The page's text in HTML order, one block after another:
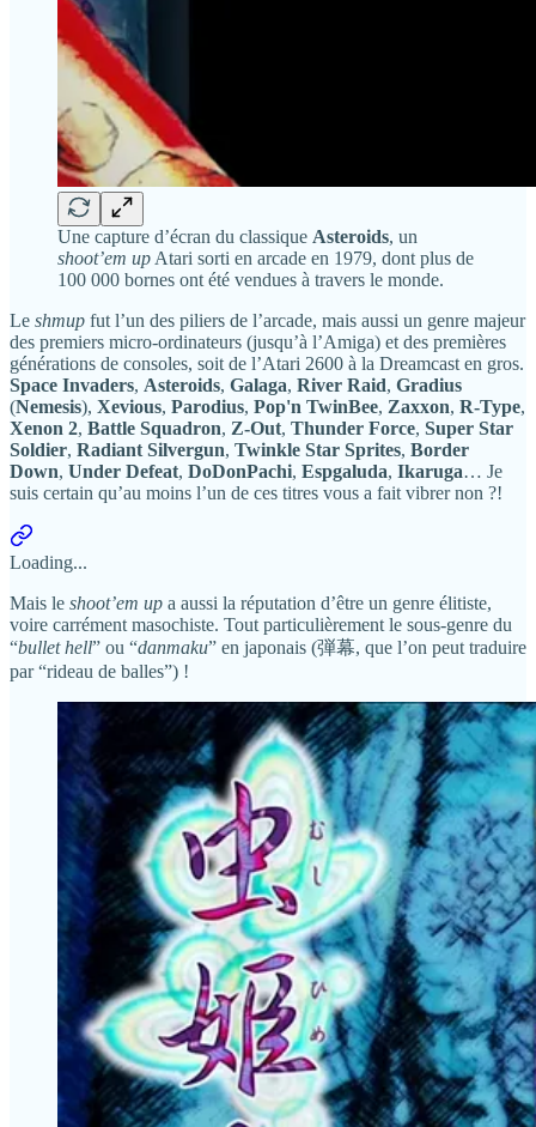
Une capture d’écran du classique Asteroids, un
shoot’em up Atari sorti en arcade en 1979, dont plus de
100 000 bornes ont été vendues à travers le monde.
Le shmup fut l’un des piliers de l’arcade, mais aussi un genre majeur
des premiers micro-ordinateurs (jusqu’à l’Amiga) et des premières
générations de consoles, soit de l’Atari 2600 à la Dreamcast en gros.
Space Invaders, Asteroids, Galaga, River Raid, Gradius
(Nemesis), Xevious, Parodius, Pop'n TwinBee, Zaxxon, R-Type,
Xenon 2, Battle Squadron, Z-Out, Thunder Force, Super Star
Soldier, Radiant Silvergun, Twinkle Star Sprites, Border
Down, Under Defeat, DoDonPachi, Espgaluda, Ikaruga… Je
suis certain qu’au moins l’un de ces titres vous a fait vibrer non ?!
Loading...
Mais le shoot’em up a aussi la réputation d’être un genre élitiste,
voire carrément masochiste. Tout particulièrement le sous-genre du
“bullet hell” ou “danmaku” en japonais (弾幕, que l’on peut traduire
par “rideau de balles”) !